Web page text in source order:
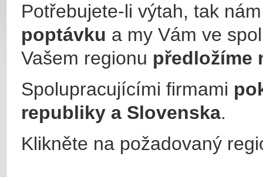
Potřebujete-li výtah, tak
poptávku a my Vám ve
Vašem regionu předložíme
Spolupracujícími firmami
republiky a Slovenska.
Klikněte na požadovaný